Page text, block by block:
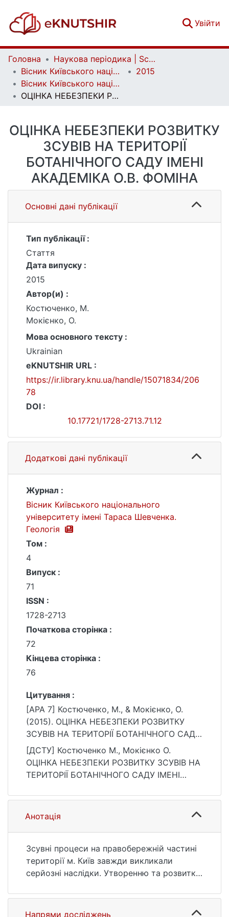
Увійти
Головна
Наукова періодика | Scientific periodicals
Вісник Київського національного університету імені Тараса Шевченка. Геологія | Visnyk of Taras Shevchenko National University of Kyiv. Geology
2015
Вісник Київського національного університету імені Тараса Шевченка. Геологія. 4(71)
ОЦІНКА НЕБЕЗПЕКИ РОЗВИТКУ ЗСУВІВ НА ТЕРИТОРІЇ БОТАНІЧНОГО САДУ ІМЕНІ АКАДЕМІКА О.В. ФОМІНА
ОЦІНКА НЕБЕЗПЕКИ РОЗВИТКУ
ЗСУВІВ НА ТЕРИТОРІЇ
БОТАНІЧНОГО САДУ ІМЕНІ
АКАДЕМІКА О.В. ФОМІНА
Основні дані публікації
Тип публікації :
Стаття
Дата випуску :
2015
Автор(и) :
Костюченко, М.
Мокієнко, О.
Мова основного тексту :
Ukrainian
eKNUTSHIR URL :
https://ir.library.knu.ua/handle/15071834/206
78
DOI :
10.17721/1728-2713.71.12
Додаткові дані публікації
Журнал :
Вісник Київського національного
університету імені Тараса Шевченка.
Геологія
Том :
4
Випуск :
71
ISSN :
1728-2713
Початкова сторінка :
72
Кінцева сторінка :
76
Цитування :
[APA 7] Костюченко, М., & Мокієнко, О.
(2015). ОЦІНКА НЕБЕЗПЕКИ РОЗВИТКУ
ЗСУВІВ НА ТЕРИТОРІЇ БОТАНІЧНОГО САДУ
ІМЕНІ АКАДЕМІКА О.В. ФОМІНА. Вісник
Київського національного університету
імені Тараса Шевченка. Геологія, 4(71), 72–
[ДСТУ] Костюченко М., Мокієнко О.
ОЦІНКА НЕБЕЗПЕКИ РОЗВИТКУ ЗСУВІВ НА
ТЕРИТОРІЇ БОТАНІЧНОГО САДУ ІМЕНІ
Київського національного університету
імені Тараса Шевченка. Геологія. 2015. Т. 4,
№ 71. С. 72—76. DOI: 10.17721/1728-
Анотація
Зсувні процеси на правобережній частині
території м. Київ завжди викликали
серйозні наслідки. Утворенню та розвитку
техногенні чинники, співвідношення між
якими є змінними в часі. Значної
Напрями досліджень